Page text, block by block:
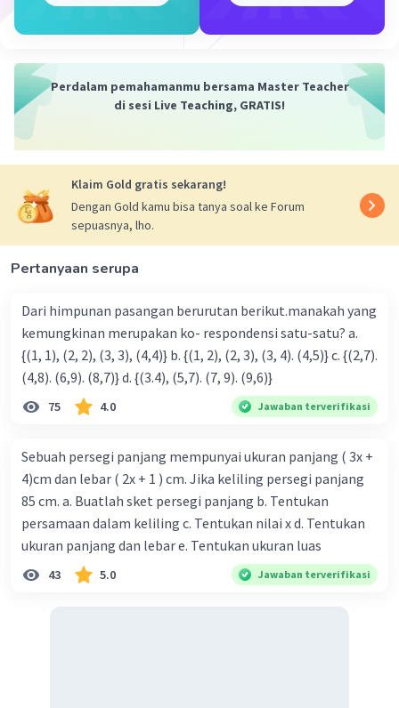
Iklan
Perdalam pemahamanmu bersama Master Teacher
di sesi Live Teaching, GRATIS!
Klaim Gold gratis sekarang!
Dengan Gold kamu bisa tanya soal ke Forum
sepuasnya, lho.
Pertanyaan serupa
Dari himpunan pasangan berurutan berikut.manakah yang
kemungkinan merupakan ko- respondensi satu-satu? a.
{(1, 1), (2, 2), (3, 3), (4,4)} b. {(1, 2), (2, 3), (3, 4). (4,5)} c. {(2,7).
(4,8). (6,9). (8,7)} d. {(3.4), (5,7). (7, 9). (9,6)}
75 4.0 Jawaban terverifikasi
Sebuah persegi panjang mempunyai ukuran panjang ( 3x +
4)cm dan lebar ( 2x + 1 ) cm. Jika keliling persegi panjang
85 cm. a. Buatlah sket persegi panjang b. Tentukan
persamaan dalam keliling c. Tentukan nilai x d. Tentukan
ukuran panjang dan lebar e. Tentukan ukuran luas
43 5.0 Jawaban terverifikasi